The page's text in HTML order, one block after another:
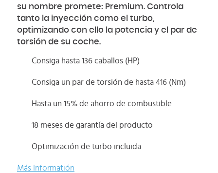
su nombre promete: Premium. Controla
tanto la inyección como el turbo,
optimizando con ello la potencia y el par de
torsión de su coche.
Consiga hasta 136 caballos (HP)
Consiga un par de torsión de hasta 416 (Nm)
Hasta un 15% de ahorro de combustible
18 meses de garantía del producto
Optimización de turbo incluida
Más Informatión